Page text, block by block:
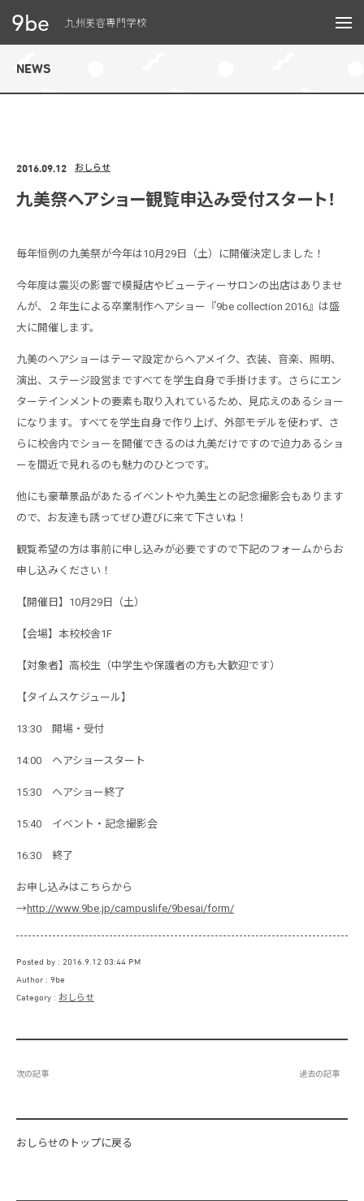
NEWS
2016.09.12 おしらせ
九美祭ヘアショー観覧申込み受付スタート！
毎年恒例の九美祭が今年は10月29日（土）に開催決定しました！
今年度は震災の影響で模擬店やビューティーサロンの出店はありませ
んが、２年生による卒業制作ヘアショー『9be collection 2016』は盛
大に開催します。
九美のヘアショーはテーマ設定からヘアメイク、衣装、音楽、照明、
演出、ステージ設営まですべてを学生自身で手掛けます。さらにエン
ターテインメントの要素も取り入れているため、見応えのあるショー
になります。すべてを学生自身で作り上げ、外部モデルを使わず、さ
らに校舎内でショーを開催できるのは九美だけですので迫力あるショ
ーを間近で見れるのも魅力のひとつです。
他にも豪華景品があたるイベントや九美生との記念撮影会もあります
ので、お友達も誘ってぜひ遊びに来て下さいね！
観覧希望の方は事前に申し込みが必要ですので下記のフォームからお
申し込みください！
【開催日】10月29日（土）
【会場】本校校舎1F
【対象者】高校生（中学生や保護者の方も大歓迎です）
【タイムスケジュール】
13:30 開場・受付
14:00 ヘアショースタート
15:30 ヘアショー終了
15:40 イベント・記念撮影会
16:30 終了
お申し込みはこちらから
→http://www.9be.jp/campuslife/9besai/form/
Posted by
2016.9.12 03:44 PM
Author
9be
Category
おしらせ
次の記事 過去の記事
おしらせのトップに戻る